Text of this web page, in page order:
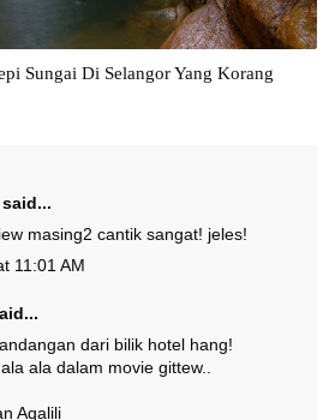
Sungai Di Selangor Yang Korang
said...
masing2 cantik sangat! jeles!
11:01 AM
dari bilik hotel hang!
ala dalam movie gittew..
Aqalili